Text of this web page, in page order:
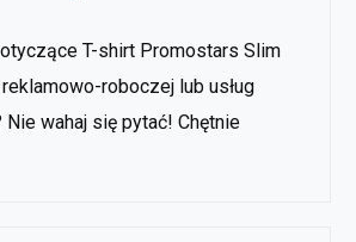
T-shirt Promostars Slim
roboczej lub usług
Nie wahaj się pytać! Chętnie